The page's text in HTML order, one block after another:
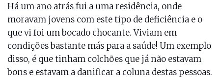
Há um ano atrás fui a uma residência, onde
moravam jovens com este tipo de deficiência e o
que vi foi um bocado chocante. Viviam em
condições bastante más para a saúde! Um exemplo
disso, é que tinham colchões que já não estavam
bons e estavam a danificar a coluna destas pessoas.